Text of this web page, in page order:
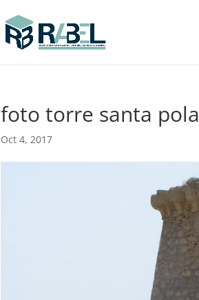
foto torre santa pola
Oct 4, 2017